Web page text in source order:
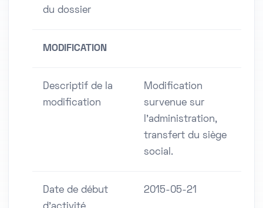
du dossier
MODIFICATION
Descriptif de la
modification
Modification
survenue sur
l'administration,
transfert du siège
social.
Date de début
2015-05-21